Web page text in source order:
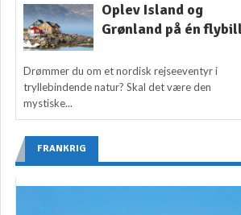
Oplev Island og
Grønland på én
Drømmer du om et nordisk rejseeventyr i
tryllebindende natur? Skal det være den
mystiske...
FRANKRIG